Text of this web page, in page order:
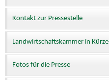
Kontakt zur Pressestelle
Landwirtschaftskammer in Kürze
Fotos für die Presse